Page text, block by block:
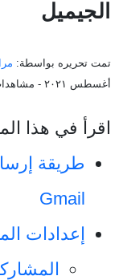
الجيميل
تمت تحريره بواسطة:
أغسطس ٢٠٢١
-
اقرأ في هذا
Gmail
إعدادات